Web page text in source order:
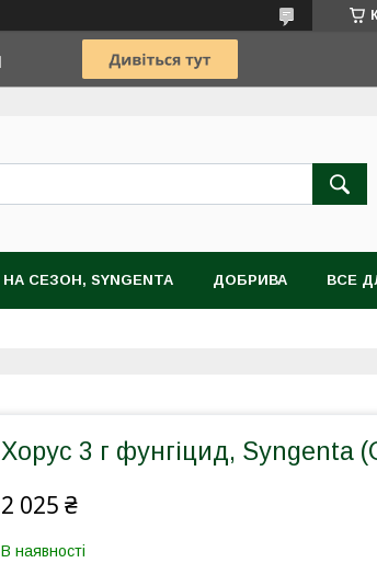
СЕЗОН, SYNGENTA ДОБРИВА ВСЕ
Хорус 3 г фунгіцид, Syngenta
2 025 ₴
В наявності